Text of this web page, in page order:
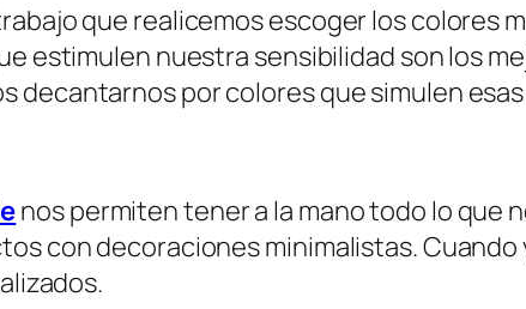
que realicemos escoger los colores
estimulen nuestra sensibilidad son los
decantarnos por colores que simulen
nos permiten tener a la mano todo lo que
con decoraciones minimalistas.